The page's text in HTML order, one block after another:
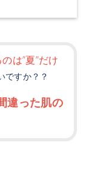
は”夏”だけ
ですか？？
違った肌の